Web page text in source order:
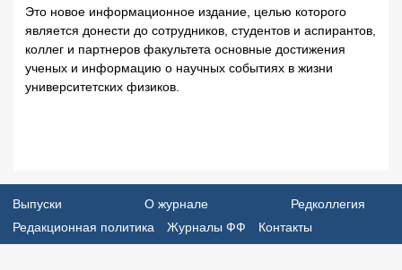
Это новое информационное издание, целью которого
является донести до сотрудников, студентов и аспирантов,
коллег и партнеров факультета основные достижения
ученых и информацию о научных событиях в жизни
университетских физиков.
Выпуски О журнале
Редколлегия
Редакционная политика
Журналы ФФ Контакты